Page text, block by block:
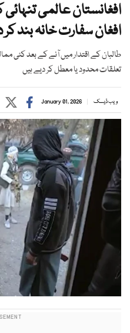
افغانستان عالمی
افغان سفارت خانہ بند کر
طالبان کے اقتدار میں آنے کے بعد کئی
تعلقات محدود یا معطل کر دیے ہیں
ویب ڈیسک January 01, 2026